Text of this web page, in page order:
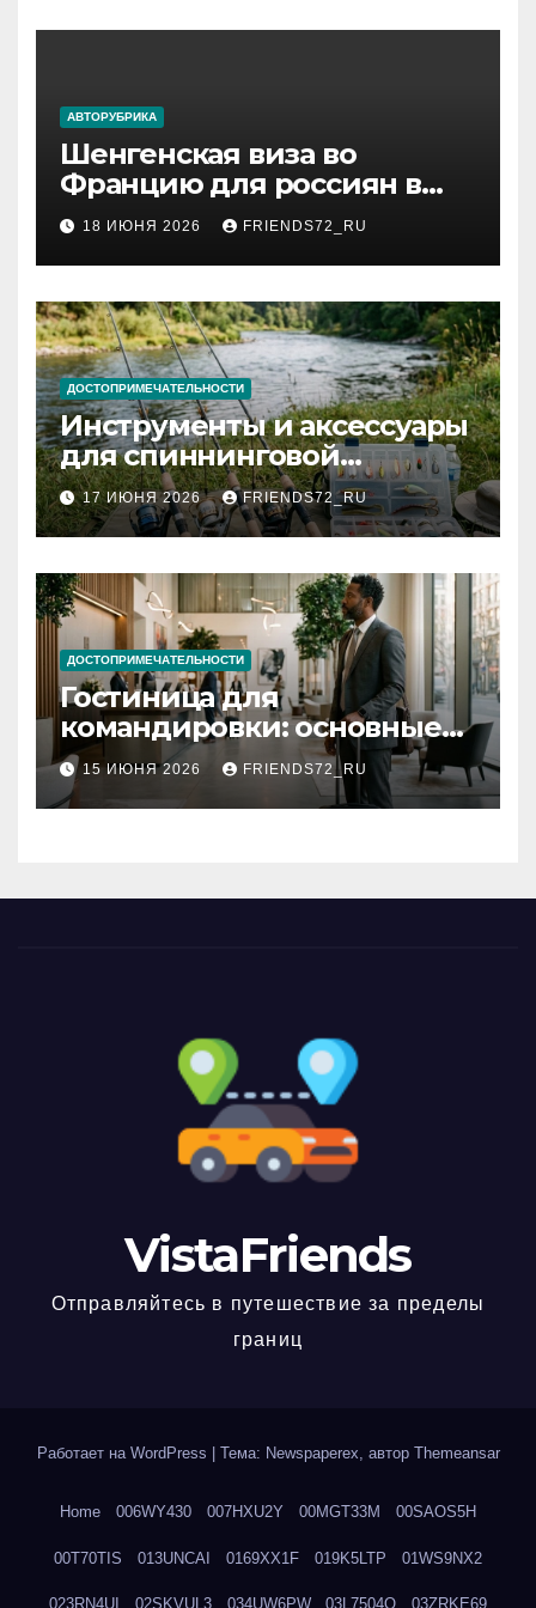
АВТОРУБРИКА
Шенгенская виза во
Францию для россиян в
2026 году: сроки от 3 дней
и список необходимых
документов
18 ИЮНЯ 2026 FRIENDS72_RU
ДОСТОПРИМЕЧАТЕЛЬНОСТИ
Инструменты и аксессуары
для спиннинговой
рыбалки: назначение и
типы
17 ИЮНЯ 2026 FRIENDS72_RU
ДОСТОПРИМЕЧАТЕЛЬНОСТИ
Гостиница для
командировки: основные
критерии выбора
15 ИЮНЯ 2026 FRIENDS72_RU
VistaFriends
Отправляйтесь в путешествие за пределы
границ
Работает на WordPress Тема: Newspaperex, автор Themeansar
Home 006WY430 007HXU2Y 00MGT33M 00SAOS5H
00T70TIS 013UNCAI 0169XX1F 019K5LTP 01WS9NX2
023RN4UI 02SKVUL3 034UW6PW 03L7504Q 03ZRKE69